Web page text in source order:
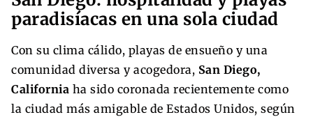
paradisíacas en una sola ciudad
Con su clima cálido, playas de ensueño y una
comunidad diversa y acogedora, San Diego,
California ha sido coronada recientemente como
la ciudad más amigable de Estados Unidos, según